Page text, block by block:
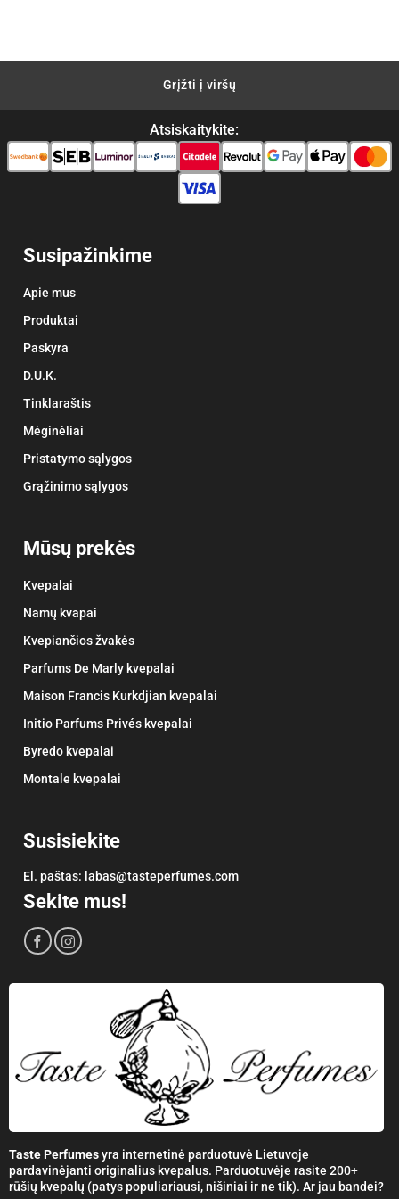
Grįžti į viršų
Atsiskaitykite:
Susipažinkime
Apie mus
Produktai
Paskyra
D.U.K.
Tinklaraštis
Mėginėliai
Pristatymo sąlygos
Grąžinimo sąlygos
Mūsų prekės
Kvepalai
Namų kvapai
Kvepiančios žvakės
Parfums De Marly kvepalai
Maison Francis Kurkdjian kvepalai
Initio Parfums Privés kvepalai
Byredo kvepalai
Montale kvepalai
Susisiekite
El. paštas: labas@tasteperfumes.com
Sekite mus!
Taste Perfumesyra internetinė parduotuvė Lietuvoje
pardavinėjanti originalius kvepalus. Parduotuvėje rasite 200+
rūšių kvepalų (patys populiariausi, nišiniai ir ne tik). Ar jau bandei?